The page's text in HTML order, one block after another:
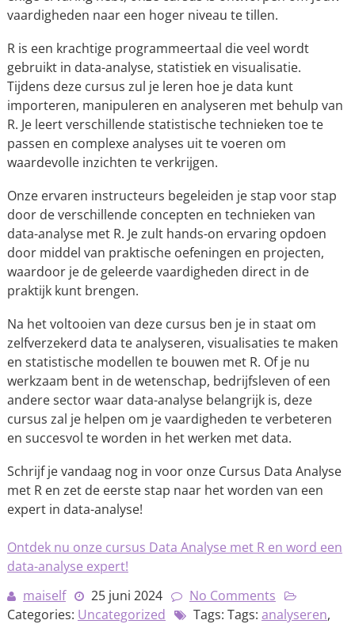
vaardigheden naar een hoger niveau te tillen.
R is een krachtige programmeertaal die veel wordt
gebruikt in data-analyse, statistiek en visualisatie.
Tijdens deze cursus zul je leren hoe je data kunt
importeren, manipuleren en analyseren met behulp van
R. Je leert verschillende statistische technieken toe te
passen en complexe analyses uit te voeren om
waardevolle inzichten te verkrijgen.
Onze ervaren instructeurs begeleiden je stap voor stap
door de verschillende concepten en technieken van
data-analyse met R. Je zult hands-on ervaring opdoen
door middel van praktische oefeningen en projecten,
waardoor je de geleerde vaardigheden direct in de
praktijk kunt brengen.
Na het voltooien van deze cursus ben je in staat om
zelfverzekerd data te analyseren, visualisaties te maken
en statistische modellen te bouwen met R. Of je nu
werkzaam bent in de wetenschap, bedrijfsleven of een
andere sector waar data-analyse belangrijk is, deze
cursus zal je helpen om je vaardigheden te verbeteren
en succesvol te worden in het werken met data.
Schrijf je vandaag nog in voor onze Cursus Data Analyse
met R en zet de eerste stap naar het worden van een
expert in data-analyse!
Ontdek nu onze cursus Data Analyse met R en word een
data-analyse expert!
maiself
25 juni 2024
No Comments
Categories: Uncategorized Tags: Tags: analyseren,